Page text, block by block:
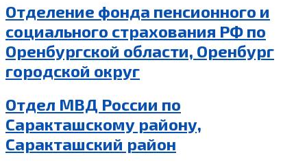
Отделение фонда пенсионного и
социального страхования РФ по
Оренбургской области, Оренбург
городской округ
Отдел МВД России по
Саракташскому району,
Саракташский район